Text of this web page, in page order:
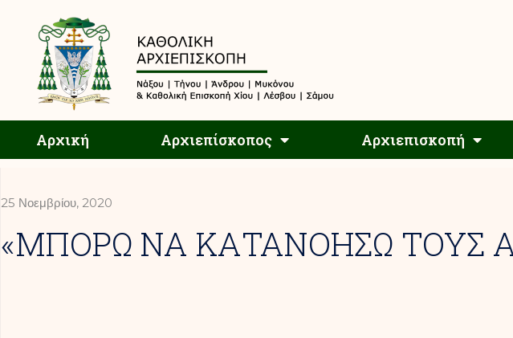
Αρχική Αρχιεπίσκοπος Αρχιεπισκοπή
25 Νοεμβρίου, 2020
«ΜΠΟΡΩ ΝΑ ΚΑΤΑΝΟΗΣΩ ΤΟΥΣ